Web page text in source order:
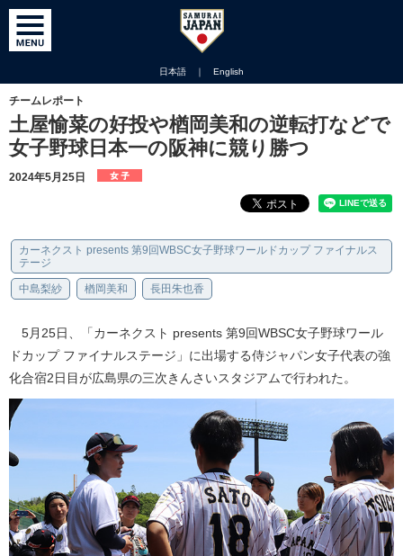
日本語 ｜ English
チームレポート
土屋愉菜の好投や楢岡美和の逆転打などで
女子野球日本一の阪神に競り勝つ
2024年5月25日
カーネクスト presents 第9回WBSC女子野球ワールドカップ ファイナルス
テージ
中島梨紗 楢岡美和 長田朱也香
5月25日、「カーネクスト presents 第9回WBSC女子野球ワール
ドカップ ファイナルステージ」に出場する侍ジャパン女子代表の強
化合宿2日目が広島県の三次きんさいスタジアムで行われた。